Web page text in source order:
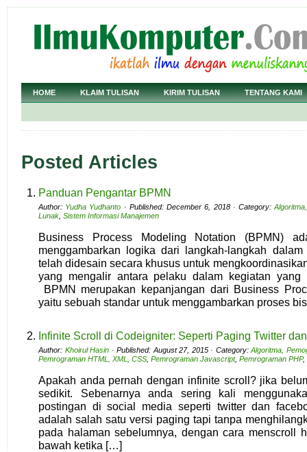
HOME KLAIM TULISAN KIRIM TULISAN TENTANG KAMI
Posted Articles
Panduan Pengantar BPMN
Author: Yudha Yudhanto · Published: December 6, 2018 · Category:
Lunak Sistem Informasi Manajemen
Business Process Modeling Notation (BPMN)
menggambarkan logika dari langkah-langkah
telah didesain secara khusus untuk
yang mengalir antara pelaku dalam kegiatan yang
BPMN merupakan kepanjangan dari Business
yaitu sebuah standar untuk menggambarkan proses
Infinite Scroll di Codeigniter: Seperti Paging Twitter
Author: Khoirul Hasin · Published: August 27, 2015 · Category: Algoritma,
Pemrograman HTML, XML, CSS Pemrograman Javascript, Pemrograman PHP,
Apakah anda pernah dengan infinite scroll? jika
sedikit. Sebenarnya anda sering kali
postingan di social media seperti twitter dan
adalah salah satu versi paging tapi tanpa
pada halaman sebelumnya, dengan cara menscroll
bawah ketika […]